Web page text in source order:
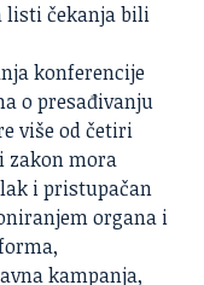
listi čekanja bili
konferencije
o presađivanju
više od četiri
zakon mora
i pristupačan
organa i
kampanja,